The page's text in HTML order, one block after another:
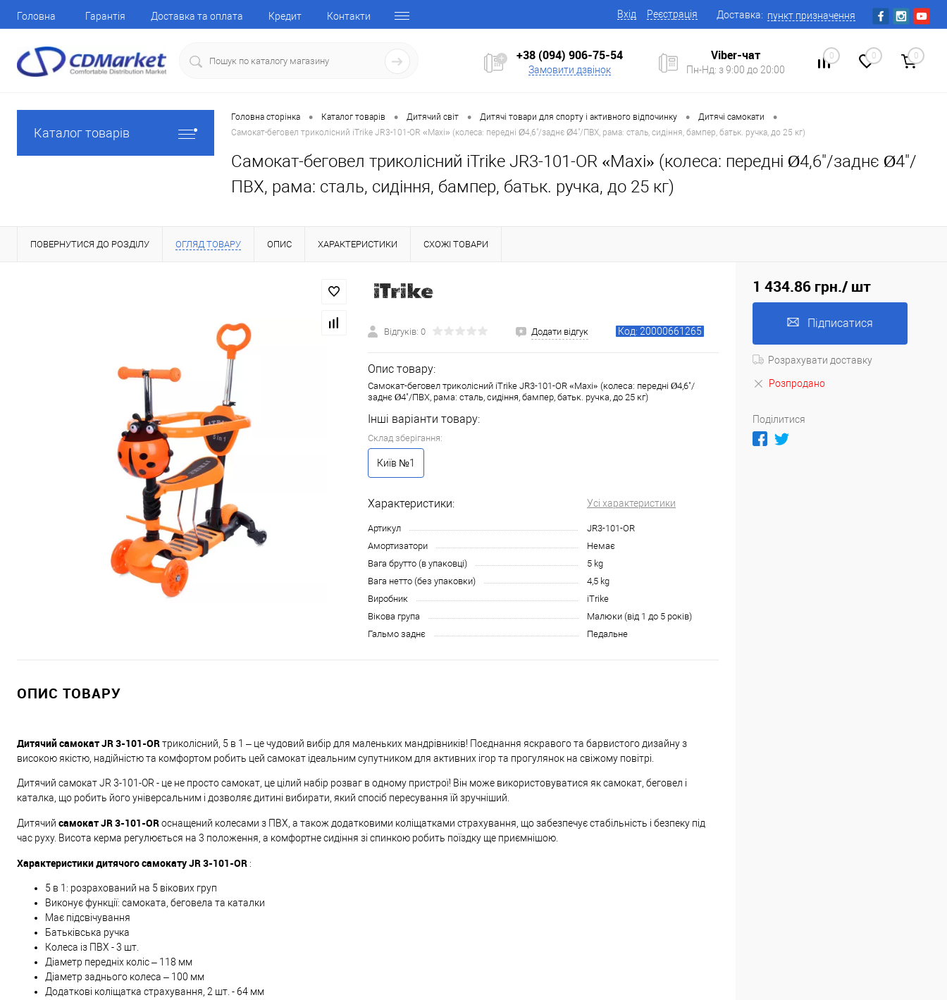
Головна Гарантія Доставка та оплата Кредит Контакти Вхід Реєстрація Доставка: пункт призначення
+38 (094) 906-75-54
Замовити дзвінок
Viber-чат
Пн-Нд: з 9:00 до 20:00
0 0 0
Каталог товарів
Головна сторінка • Каталог товарів • Дитячий світ • Дитячі товари для спорту і активного відпочинку • Дитячі самокати •
Самокат-беговел триколісний iTrike JR3-101-OR «Maxi» (колеса: передні Ø4,6"/заднє Ø4"/ПВХ, рама: сталь, сидіння, бампер, батьк. ручка, до 25 кг)
Самокат-беговел триколісний iTrike JR3-101-OR «Maxi» (колеса: передні Ø4,6"/заднє Ø4"/
ПВХ, рама: сталь, сидіння, бампер, батьк. ручка, до 25 кг)
ПОВЕРНУТИСЯ ДО РОЗДІЛУ ОГЛЯД ТОВАРУ ОПИС ХАРАКТЕРИСТИКИ СХОЖІ ТОВАРИ
Відгуків: 0 Додати відгук Код: 20000661265
Опис товару:
Самокат-беговел триколісний iTrike JR3-101-OR «Maxi» (колеса: передні Ø4,6"/
заднє Ø4"/ПВХ, рама: сталь, сидіння, бампер, батьк. ручка, до 25 кг)
Інші варіанти товару:
Склад зберігання:
Київ №1
Характеристики: Усі характеристики
Артикул
JR3-101-OR
Амортизатори
Немає
Вага брутто (в упаковці)
5 kg
Вага нетто (без упаковки)
4,5 kg
Виробник
iTrike
Вікова група
Малюки (від 1 до 5 років)
Гальмо заднє
Педальне
ОПИС ТОВАРУ
Дитячий самокат JR 3-101-ORтриколісний, 5 в 1 – це чудовий вибір для маленьких мандрівників! Поєднання яскравого та барвистого дизайну з
високою якістю, надійністю та комфортом робить цей самокат ідеальним супутником для активних ігор та прогулянок на свіжому повітрі.
Дитячий самокат JR 3-101-OR - це не просто самокат, це цілий набір розваг в одному пристрої! Він може використовуватися як самокат, беговел і
каталка, що робить його універсальним і дозволяє дитині вибирати, який спосіб пересування їй зручніший.
Дитячий самокат JR 3-101-ORоснащений колесами з ПВХ, а також додатковими коліщатками страхування, що забезпечує стабільність і безпеку під
час руху. Висота керма регулюється на 3 положення, а комфортне сидіння зі спинкою робить поїздку ще приємнішою.
Характеристики дитячого самокату JR 3-101-OR :
5 в 1: розрахований на 5 вікових груп
Виконує функції: самоката, беговела та каталки
Має підсвічування
Батьківська ручка
Колеса із ПВХ - 3 шт.
Діаметр передніх коліс – 118 мм
Діаметр заднього колеса – 100 мм
Додаткові коліщатка страхування, 2 шт. - 64 мм
1 434.86 грн./ шт
Підписатися
Розрахувати доставку
Розпродано
Поділитися